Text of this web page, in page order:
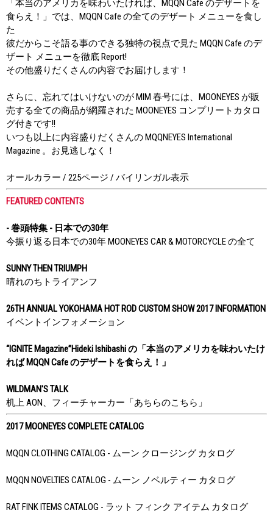
「本当のアメリカを味わいたければ、MQQN Cafe のデザートを
食らえ！」では、MQQN Cafe の全てのデザート メニューを食し
た
彼だからこそ語る事のできる独特の視点で見た MQQN Cafe のデ
ザート メニューを徹底 Report!
その他盛りだくさんの内容でお届けします！
さらに、忘れてはいけないのが MIM 春号には、MOONEYES が販
売する全ての商品が網羅された MOONEYES コンプリートカタロ
グ付きです!!
いつも以上に内容盛りだくさんの MQQNEYES International
Magazine 。お見逃しなく！
オールカラー / 225ページ / バイリンガル表示
FEATURED CONTENTS
- 巻頭特集 - 日本での30年
今振り返る日本での30年 MOONEYES CAR & MOTORCYCLE の全て
SUNNY THEN TRIUMPH
晴れのちトライアンフ
26TH ANNUAL YOKOHAMA HOT ROD CUSTOM SHOW 2017 INFORMATION
イベントインフォメーション
“IGNITE Magazine”Hideki Ishibashi の「本当のアメリカを味わいたけ
れば MQQN Cafe のデザートを食らえ！」
WILDMAN'S TALK
机上 AON、フィーチャーカー「あちらのこちら」
2017 MOONEYES COMPLETE CATALOG
MQQN CLOTHING CATALOG - ムーン クロージング カタログ
MQQN NOVELTIES CATALOG - ムーン ノベルティー カタログ
RAT FINK ITEMS CATALOG - ラット フィンク アイテム カタログ